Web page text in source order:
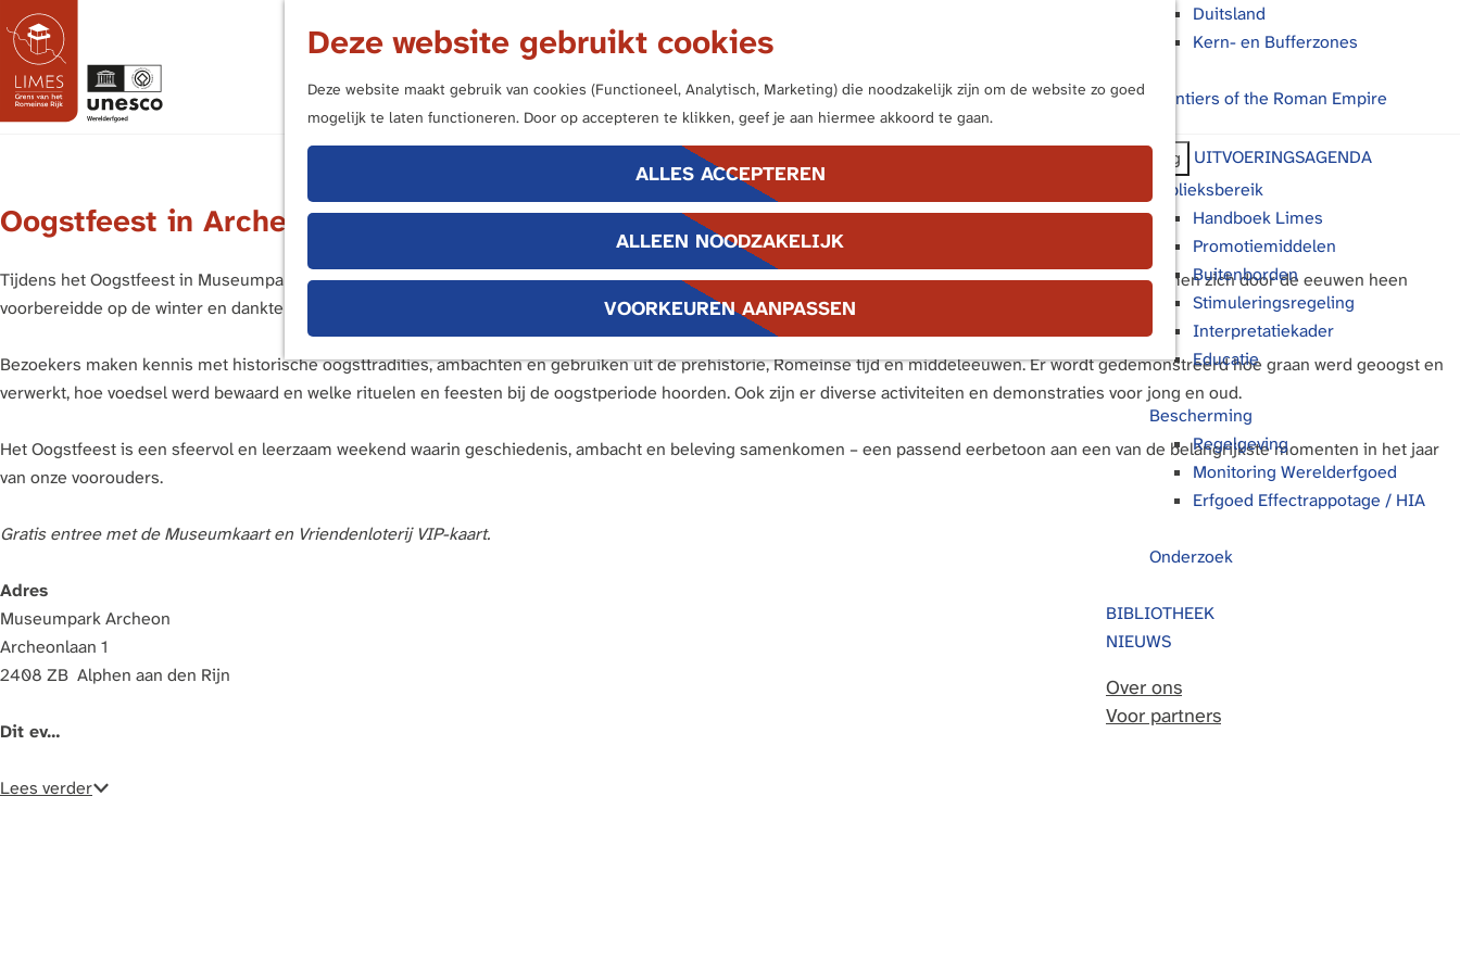
Deze website gebruikt cookies
Deze website maakt gebruik van cookies (Functioneel, Analytisch, Marketing) die noodzakelijk zijn om de website zo goed
mogelijk te laten functioneren. Door op accepteren te klikken, geef je aan hiermee akkoord te gaan.
ALLES ACCEPTEREN
ALLEEN NOODZAKELIJK
VOORKEUREN AANPASSEN
a
r
d
h
o
e
p
g
e
u
Duitsland
Kern- en Bufferzones
Frontiers of the Roman Empire
Terug
UITVOERINGSAGENDA
Publieksbereik
Handboek Limes
Promotiemiddelen
Buitenborden
Stimuleringsregeling
Interpretatiekader
Educatie
Bescherming
Regelgeving
Monitoring Werelderfgoed
Erfgoed Effectrappotage / HIA
Onderzoek
BIBLIOTHEEK
NIEUWS
Over ons
Voor partners
Oogstfeest in Archeon
Tijdens het Oogstfeest in Museumpark Archeon staat het binnenhalen van de oogst centraal. In alle tijdvakken van het park laten Archeotolken zien hoe men zich door de eeuwen heen
voorbereidde op de winter en dankte voor wat het land had voortgebracht.
Bezoekers maken kennis met historische oogsttradities, ambachten en gebruiken uit de prehistorie, Romeinse tijd en middeleeuwen. Er wordt gedemonstreerd hoe graan werd geoogst en
verwerkt, hoe voedsel werd bewaard en welke rituelen en feesten bij de oogstperiode hoorden. Ook zijn er diverse activiteiten en demonstraties voor jong en oud.
Het Oogstfeest is een sfeervol en leerzaam weekend waarin geschiedenis, ambacht en beleving samenkomen – een passend eerbetoon aan een van de belangrijkste momenten in het jaar
van onze voorouders.
Gratis entree met de Museumkaart en Vriendenloterij VIP-kaart.
Adres
Museumpark Archeon
Archeonlaan 1
2408 ZB Alphen aan den Rijn
Dit ev…
Lees verder